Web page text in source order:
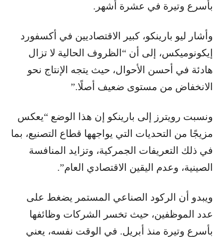
بأسرع وتيرة في عشرة أشهر.
وأشار ليو بارينكو، كبير الاقتصاديين في أكسفورد
إيكونوميكس، إلى أن “الظروف الحالية لا تزال
هادئة في أحسن الأحوال، حيث يتجه الإنتاج نحو
الانخفاض من مستوى ضعيف أصلًا.”
ونسبت رويترز إلى بارينكو إن هذا الوضع “يعكس
مزيجًا من التحديات التي يواجهها قطاع التصنيع، بما
في ذلك التعريفات الجمركية، وتزايد المنافسة
الصينية، وعدم اليقين الاقتصادي العام”.
ويبدو أن الركود الصناعي المستمر يضغط على
عدد الموظفين، حيث تخسر الشركات وظائفها
بأسرع وتيرة منذ أبريل. في الوقت نفسه، يعني